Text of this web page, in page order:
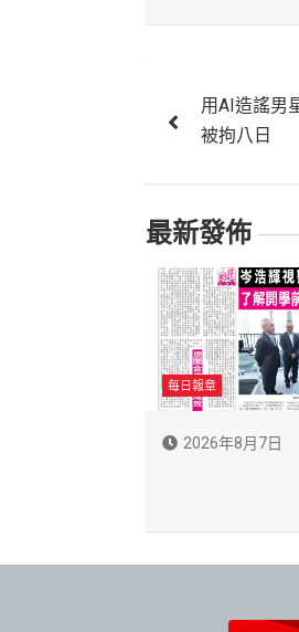
章
覽
用AI造謠男
被拘八日
最新發佈
每日報章
2026年8月7日